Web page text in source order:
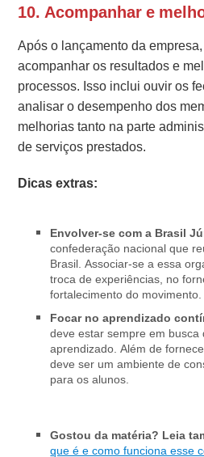
10.Acompanhar e
Após o lançamento da
acompanhar os resultados e
processos. Isso inclui ouvir os
analisar o desempenho dos
melhorias tanto na parte
de serviços prestados.
Dicas extras:
Envolver-se com a Brasil
confederação nacional que
Brasil. Associar-se a essa
troca de experiências, no
fortalecimento do movimento.
Focar no aprendizado
deve estar sempre em busca
aprendizado. Além de
deve ser um ambiente de
para os alunos.
Gostou da matéria? Leia
que é e como funciona esse